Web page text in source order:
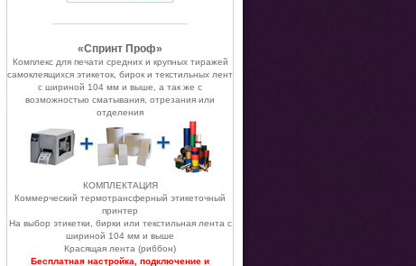
«Спринт Проф»
Комплекс для печати средних и крупных тиражей
самоклеящихся этикеток, бирок и текстильных лент
с шириной 104 мм и выше, а так же с
возможностью сматывания, отрезания или
отделения
КОМПЛЕКТАЦИЯ
Коммерческий термотрансферный этикеточный
принтер
На выбор этикетки, бирки или текстильная лента с
шириной 104 мм и выше
Красящая лента (риббон)
Бесплатная настройка, подключение и